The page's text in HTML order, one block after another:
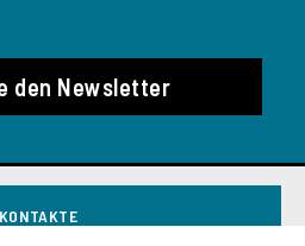
den Newsletter
KONTAKTE